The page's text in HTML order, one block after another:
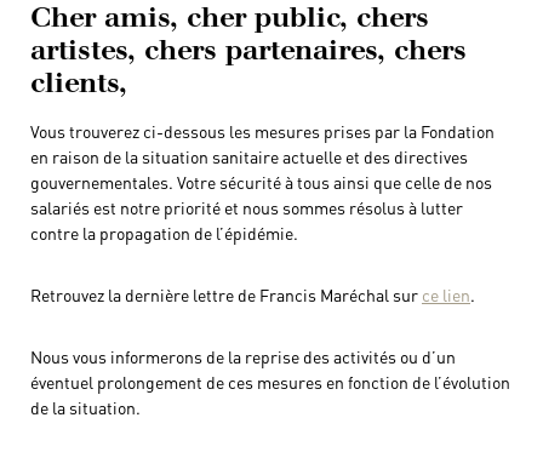
Cher amis, cher public, chers
artistes, chers partenaires, chers
clients,
Vous trouverez ci-dessous les mesures prises par la Fondation
en raison de la situation sanitaire actuelle et des directives
gouvernementales. Votre sécurité à tous ainsi que celle de nos
salariés est notre priorité et nous sommes résolus à lutter
contre la propagation de l’épidémie.
Retrouvez la dernière lettre de Francis Maréchal sur ce lien.
Nous vous informerons de la reprise des activités ou d’un
éventuel prolongement de ces mesures en fonction de l’évolution
de la situation.